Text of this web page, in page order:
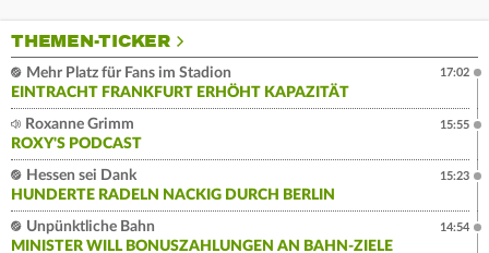
THEMEN-TICKER
Mehr Platz für Fans im Stadion
EINTRACHT FRANKFURT ERHÖHT KAPAZITÄT
17:02
Roxanne Grimm
ROXY'S PODCAST
15:55
Hessen sei Dank
HUNDERTE RADELN NACKIG DURCH BERLIN
15:23
Unpünktliche Bahn
MINISTER WILL BONUSZAHLUNGEN AN BAHN-ZIELE
14:54